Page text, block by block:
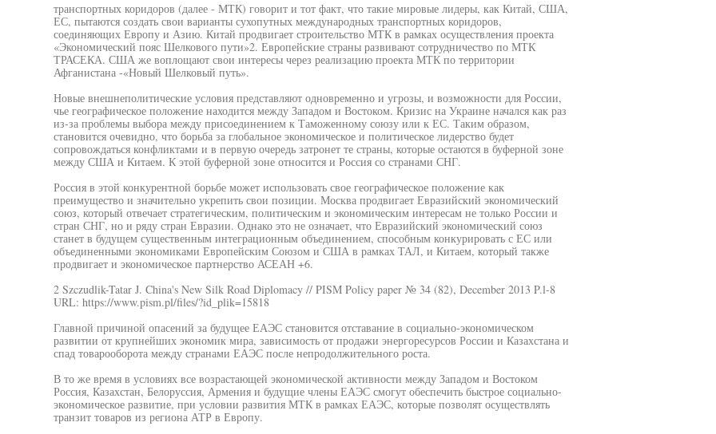
транспортных коридоров (далее - МТК) говорит и тот факт, что такие мировые лидеры, как Китай, США,
ЕС, пытаются создать свои варианты сухопутных международных транспортных коридоров,
соединяющих Европу и Азию. Китай продвигает строительство МТК в рамках осуществления проекта
«Экономический пояс Шелкового пути»2. Европейские страны развивают сотрудничество по МТК
ТРАСЕКА. США же воплощают свои интересы через реализацию проекта МТК по территории
Афганистана -«Новый Шелковый путь».
Новые внешнеполитические условия представляют одновременно и угрозы, и возможности для России,
чье географическое положение находится между Западом и Востоком. Кризис на Украине начался как раз
из-за проблемы выбора между присоединением к Таможенному союзу или к ЕС. Таким образом,
становится очевидно, что борьба за глобальное экономическое и политическое лидерство будет
сопровождаться конфликтами и в первую очередь затронет те страны, которые остаются в буферной зоне
между США и Китаем. К этой буферной зоне относится и Россия со странами СНГ.
Россия в этой конкурентной борьбе может использовать свое географическое положение как
преимущество и значительно укрепить свои позиции. Москва продвигает Евразийский экономический
союз, который отвечает стратегическим, политическим и экономическим интересам не только России и
стран СНГ, но и ряду стран Евразии. Однако это не означает, что Евразийский экономический союз
станет в будущем существенным интеграционным объединением, способным конкурировать с ЕС или
объединенными экономиками Европейским Союзом и США в рамках ТАЛ, и Китаем, который также
продвигает и экономическое партнерство АСЕАН +6.
2 Szczudlik-Tatar J. China's New Silk Road Diplomacy // PISM Policy paper № 34 (82), December 2013 P.l-8
URL: https://www.pism.pl/files/?id_plik=15818
Главной причиной опасений за будущее ЕАЭС становится отставание в социально-экономическом
развитии от крупнейших экономик мира, зависимость от продажи энергоресурсов России и Казахстана и
спад товарооборота между странами ЕАЭС после непродолжительного роста.
В то же время в условиях все возрастающей экономической активности между Западом и Востоком
Россия, Казахстан, Белоруссия, Армения и будущие члены ЕАЭС смогут обеспечить быстрое социально-
экономическое развитие, при условии развития МТК в рамках ЕАЭС, которые позволят осуществлять
транзит товаров из региона АТР в Европу.